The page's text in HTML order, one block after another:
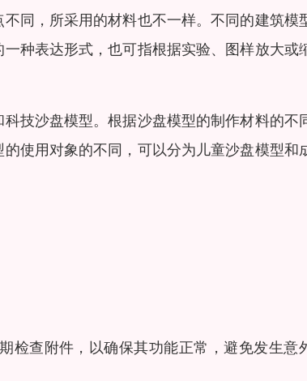
同，所采用的材料也不一样。不同的建筑模
种表达形式，也可指根据实验、图样放大或
技沙盘模型。根据沙盘模型的制作材料的不
使用对象的不同，可以分为儿童沙盘模型和
检查附件，以确保其功能正常，避免发生意